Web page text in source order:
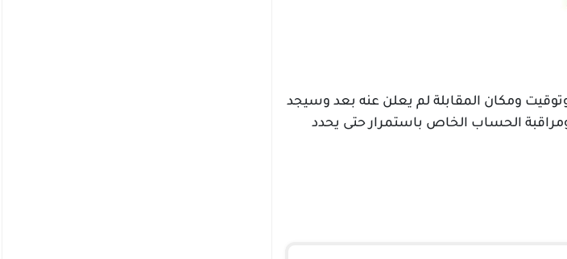
ومكان المقابلة لم يعلن عنه بعد وسيجد
الحساب الخاص باستمرار حتى يحدد